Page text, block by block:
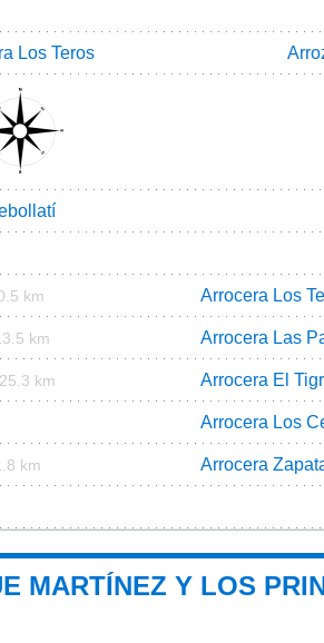
Los Teros
km Arrocera Los
km Arrocera Las
25.3 km Arrocera El
Arrocera Los
km Arrocera
MARTÍNEZ Y LOS